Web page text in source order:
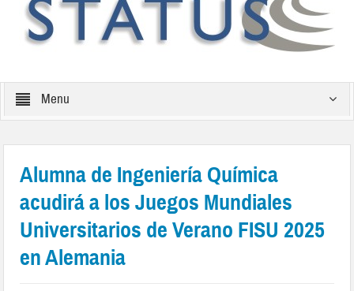
Menu
Alumna de Ingeniería Química
acudirá a los Juegos Mundiales
Universitarios de Verano FISU 2025
en Alemania